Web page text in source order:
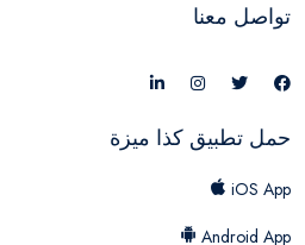
تواصل معنا
حمل تطبيق كذا ميزة
iOS App
Android App